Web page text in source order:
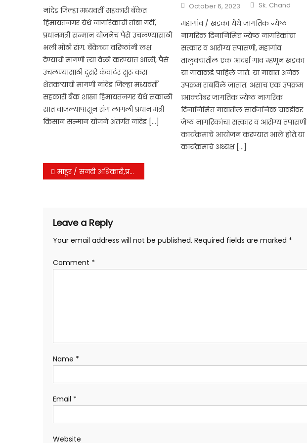
नांदेड जिल्हा मध्यवर्ती सहकारी बँकेत
हिमायतनगर येथे नागरिकांची तोबा गर्दी,
प्रधानमंत्री सन्मान योजनेच पैसे उचलण्यासाठी
भली मोठी रांग. बॅंकेच्या वरिष्ठांनी लक्ष
देण्याची मागणी त्या वेळी करण्यात आली, पैसे
उचलण्यासाठी दुसरे कंवाटंर सुरू करा
शेतकऱ्यांची मागणी नांदेड जिल्हा मध्यवर्ती
सहकारी बँक शाखा हिमायतनगर येथे सकाळी
सात वाजल्यापासून रांग लागली प्रधान मंत्री
किसान सन्मान योजने अंतर्गत नांदेड […]
Posted
on
October 6, 2023 Author
Sk. Chand
महागांव / खडका येथे जागतिक ज्येष्ठ
नागरिक दिनानिमित्त ज्येष्ठ नागरिकांचा
सत्कार व आरोग्य तपासणी, महागांव
तालुक्यातील एक आदर्श गाव म्हणून खडका
या गावाकडे पाहिले जाते. या गावात अनेक
उपक्रम राबविले जातात. असाच एक उपक्रम
१आक्टोबर जागतिक ज्येष्ठ नागरिक
दिनानिमित्त गावातील सार्वजनिक चावडीवर
जेष्ठ नागरिकांचा सत्कार व आरोग्य तपासणी
कार्यक्रमाचे आयोजन करण्यात आले होते.या
कार्यक्रमाचे अध्यक्ष […]
Post
navigation
माहूर / सनदी अधिकारी,प्रशांत राठोड यांच्यावतीने अंकुश नरवाडे यांचा जंगी सत्कार.
Leave a Reply
Your email address will not be published. Required fields are marked *
Comment *
Name *
Email *
Website